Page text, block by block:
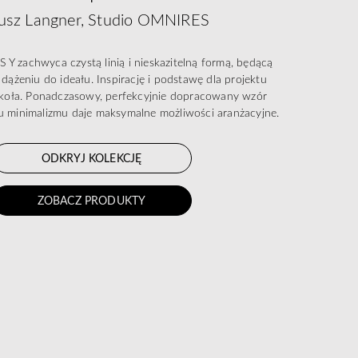
Langner, Studio OMNIRES
Y zachwyca czystą linią i nieskazitelną formą, będącą
do ideału. Inspirację i podstawę dla projektu
Ponadczasowy, perfekcyjnie dopracowany wzór
daje maksymalne możliwości aranżacyjne.
ODKRYJ KOLEKCJĘ
ZOBACZ PRODUKTY